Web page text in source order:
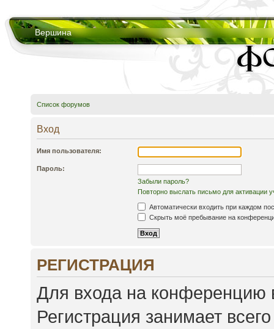
Вершина
Список форумов
Вход
Имя пользователя:
Пароль:
Забыли пароль?
Повторно выслать письмо для активации
Автоматически входить при каждом
Скрыть моё пребывание на
РЕГИСТРАЦИЯ
Для входа на конференцию
Регистрация занимает